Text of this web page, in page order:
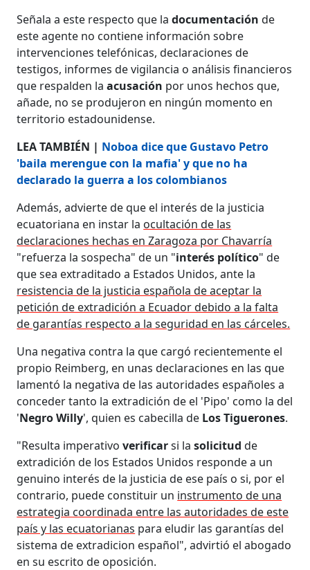
Señala a este respecto que ladocumentación de
este agente no contiene información sobre
intervenciones telefónicas, declaraciones de
testigos, informes de vigilancia o análisis financieros
que respalden laacusación por unos hechos que,
añade, no se produjeron en ningún momento en
territorio estadounidense.
LEA TAMBIÉN | Noboa dice que Gustavo Petro
'baila merengue con la mafia' y que no ha
declarado la guerra a los colombianos
Además, advierte de que el interés de la justicia
ecuatoriana en instar la ocultación de las
declaraciones hechas en Zaragoza por Chavarría
"refuerza la sospecha" de un "interés político" de
que sea extraditado a Estados Unidos, ante la
resistencia de la justicia española de aceptar la
petición de extradición a Ecuador debido a la falta
de garantías respecto a la seguridad en las cárceles.
Una negativa contra la que cargó recientemente el
propio Reimberg, en unas declaraciones en las que
lamentó la negativa de las autoridades españoles a
conceder tanto la extradición de el 'Pipo' como la del
'Negro Willy', quien es cabecilla de Los Tiguerones.
"Resulta imperativoverificarsi lasolicitud de
extradición de los Estados Unidos responde a un
genuino interés de la justicia de ese país o si, por el
contrario, puede constituir un instrumento de una
estrategia coordinada entre las autoridades de este
país y las ecuatorianas para eludir las garantías del
sistema de extradicion español", advirtió el abogado
en su escrito de oposición.